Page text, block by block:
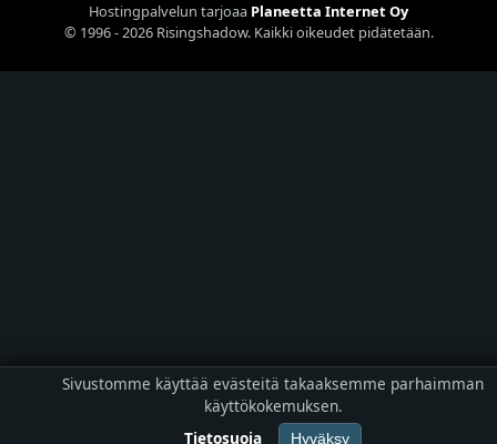
Hostingpalvelun tarjoaa Planeetta Internet Oy
© 1996 - 2026 Risingshadow. Kaikki oikeudet pidätetään.
Sivustomme käyttää evästeitä takaaksemme parhaimman
käyttökokemuksen.
Tietosuoja
Hyväksy